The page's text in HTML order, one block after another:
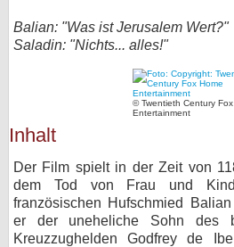
Balian: "Was ist Jerusalem Wert?"
Saladin: "Nichts... alles!"
© Twentieth Century Fox
Entertainment
Inhalt
Der Film spielt in der Zeit von
dem Tod von Frau und
französischen Hufschmied
er der uneheliche Sohn des
Kreuzzughelden Godfrey de
Forum
bei